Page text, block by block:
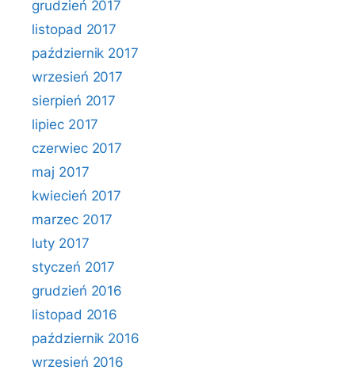
grudzień 2017
listopad 2017
październik 2017
wrzesień 2017
sierpień 2017
lipiec 2017
czerwiec 2017
maj 2017
kwiecień 2017
marzec 2017
luty 2017
styczeń 2017
grudzień 2016
listopad 2016
październik 2016
wrzesień 2016